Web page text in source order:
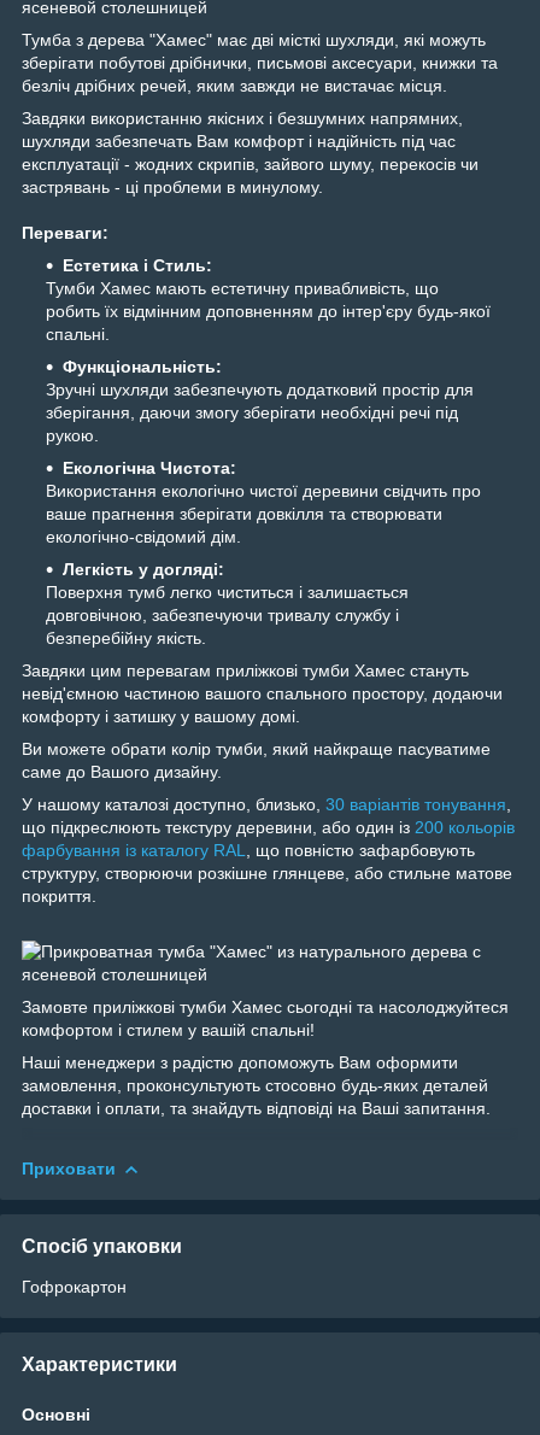
Тумба з дерева "Хамес" має дві місткі шухляди, які можуть
зберігати побутові дрібнички, письмові аксесуари, книжки та
безліч дрібних речей, яким завжди не вистачає місця.
Завдяки використанню якісних і безшумних напрямних,
шухляди забезпечать Вам комфорт і надійність під час
експлуатації - жодних скрипів, зайвого шуму, перекосів чи
застрявань - ці проблеми в минулому.
Переваги:
Естетика і Стиль:
Тумби Хамес мають естетичну привабливість, що
робить їх відмінним доповненням до інтер'єру будь-якої
спальні.
Функціональність:
Зручні шухляди забезпечують додатковий простір для
зберігання, даючи змогу зберігати необхідні речі під
рукою.
Екологічна Чистота:
Використання екологічно чистої деревини свідчить про
ваше прагнення зберігати довкілля та створювати
екологічно-свідомий дім.
Легкість у догляді:
Поверхня тумб легко чиститься і залишається
довговічною, забезпечуючи тривалу службу і
безперебійну якість.
Завдяки цим перевагам приліжкові тумби Хамес стануть
невід'ємною частиною вашого спального простору, додаючи
комфорту і затишку у вашому домі.
Ви можете обрати колір тумби, який найкраще пасуватиме
саме до Вашого дизайну.
У нашому каталозі доступно, близько, 30 варіантів тонування,
що підкреслюють текстуру деревини, або один із 200 кольорів
фарбування із каталогу RAL, що повністю зафарбовують
структуру, створюючи розкішне глянцеве, або стильне матове
покриття.
Замовте приліжкові тумби Хамес сьогодні та насолоджуйтеся
комфортом і стилем у вашій спальні!
Наші менеджери з радістю допоможуть Вам оформити
замовлення, проконсультують стосовно будь-яких деталей
доставки і оплати, та знайдуть відповіді на Ваші запитання.
Приховати
Спосіб упаковки
Гофрокартон
Характеристики
Основні